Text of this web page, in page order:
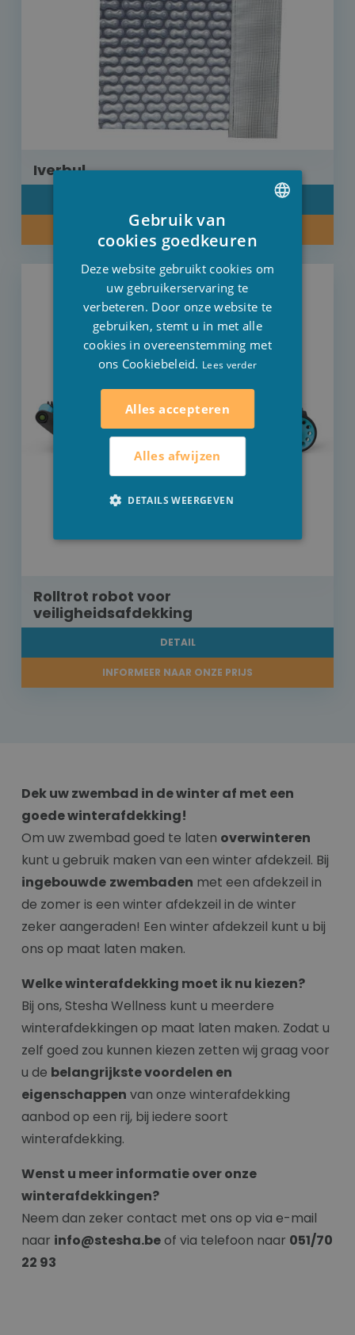
Iverbul
INFORMEER NAAR ONZE PRIJS
Rolltrot robot voor
veiligheidsafdekking
DETAIL
INFORMEER NAAR ONZE PRIJS
Dek uw zwembad in de winter af met een
goede winterafdekking!
Om uw zwembad goed te laten overwinteren
kunt u gebruik maken van een winter afdekzeil. Bij
ingebouwde zwembaden met een afdekzeil in
de zomer is een winter afdekzeil in de winter
zeker aangeraden! Een winter afdekzeil kunt u bij
ons op maat laten maken.
Welke winterafdekking moet ik nu kiezen?
Bij ons, Stesha Wellness kunt u meerdere
winterafdekkingen op maat laten maken. Zodat u
zelf goed zou kunnen kiezen zetten wij graag voor
u de belangrijkste voordelen en
eigenschappen van onze winterafdekking
aanbod op een rij, bij iedere soort
winterafdekking.
Wenst u meer informatie over onze
winterafdekkingen?
Neem dan zeker contact met ons op via e-mail
naar info@stesha.beof via telefoon naar 051/70
22 93
ENGLISH
Gebruik van
cookies goedkeuren
Deze website gebruikt cookies om
uw gebruikerservaring te
verbeteren. Door onze website te
gebruiken, stemt u in met alle
cookies in overeenstemming met
ons Cookiebeleid. Lees verder
Alles accepteren
Alles afwijzen
DETAILS WEERGEVEN